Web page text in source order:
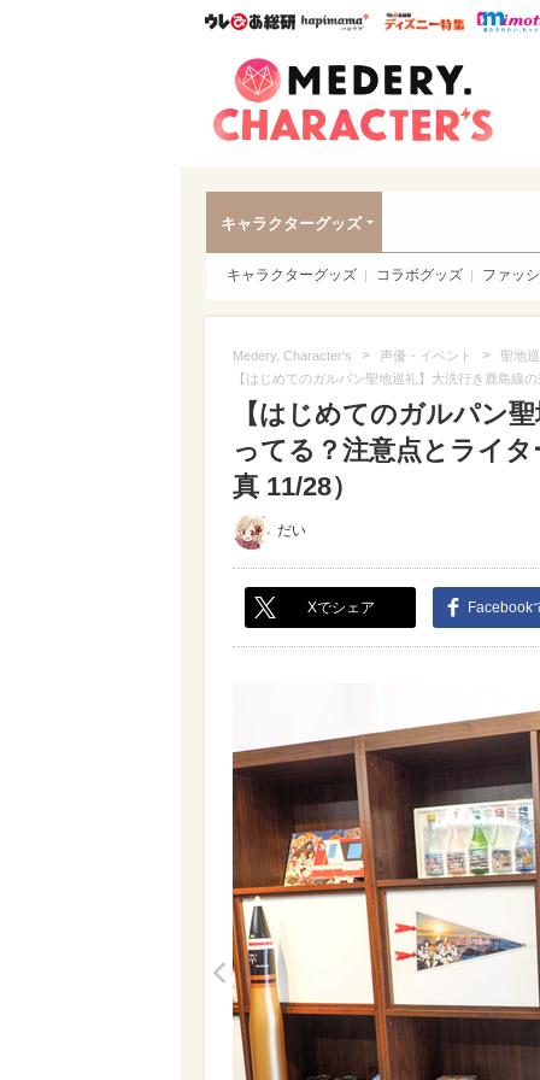
ウレぴあ総研ハピママ*
ウレぴ
キャラクターグッズ
キャラクターグッズ コラボグッズ ファッ
Medery. Character's > 声優・イベント >
聖地
【はじめてのガルパン聖地巡礼】大洗行き鹿島線
【はじめてのガルパン
ってる？注意点とライ
真 11/28）
だい
Xでシェア Facebook